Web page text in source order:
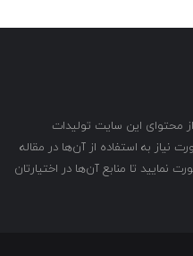
محتوای این سایت تولیدات
به استفاده از آن‌ها در مقاله
تا منابع آن‌ها در اختیارتان